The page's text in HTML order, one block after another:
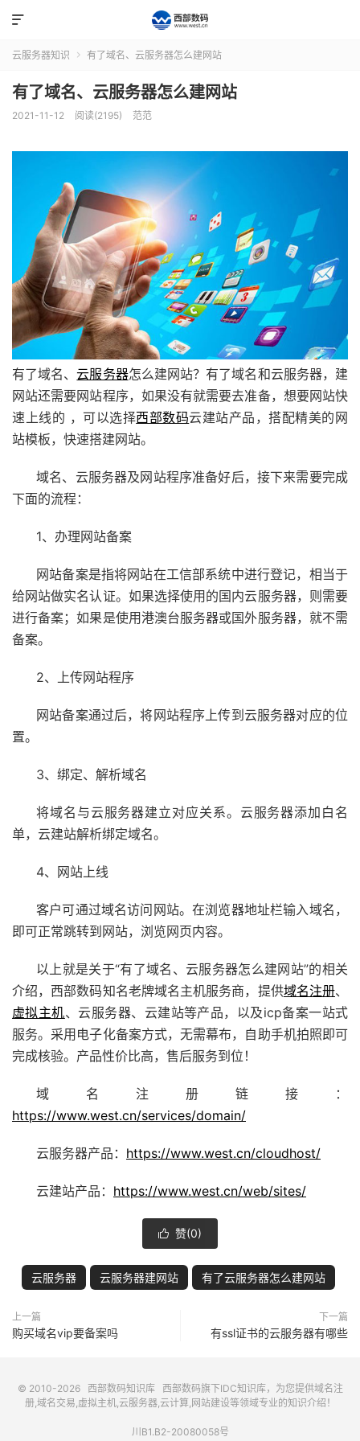

云服务器知识  有了域名、云服务器怎么建网站
有了域名、云服务器怎么建网站
2021-11-12 阅读(2195) 范范
有了域名、云服务器怎么建网站？有了域名和云服务器，建
网站还需要网站程序，如果没有就需要去准备，想要网站快
速上线的 ，可以选择西部数码云建站产品，搭配精美的网
站模板，快速搭建网站。
域名、云服务器及网站程序准备好后，接下来需要完成
下面的流程：
1、办理网站备案
网站备案是指将网站在工信部系统中进行登记，相当于
给网站做实名认证。如果选择使用的国内云服务器，则需要
进行备案；如果是使用港澳台服务器或国外服务器，就不需
备案。
2、上传网站程序
网站备案通过后，将网站程序上传到云服务器对应的位
置。
3、绑定、解析域名
将域名与云服务器建立对应关系。 云服务器添加白名
单，云建站解析绑定域名。
4、网站上线
客户可通过域名访问网站。在浏览器地址栏输入域名，
即可正常跳转到网站，浏览网页内容。
以上就是关于“有了域名、云服务器怎么建网站”的相关
介绍，西部数码知名老牌域名主机服务商，提供域名注册、
虚拟主机、云服务器、云建站等产品，以及icp备案一站式
服务。采用电子化备案方式，无需幕布，自助手机拍照即可
完成核验。产品性价比高，售后服务到位！
域名注册链接：
https://www.west.cn/services/domain/
云服务器产品： https://www.west.cn/cloudhost/
云建站产品： https://www.west.cn/web/sites/
 赞(0)
云服务器 云服务器建网站 有了云服务器怎么建网站
上一篇
购买域名vip要备案吗
下一篇
有ssl证书的云服务器有哪些
© 2010-2026 西部数码知识库 西部数码旗下IDC知识库，为您提供域名注
册,域名交易,虚拟主机,云服务器,云计算,网站建设等领域专业的知识介绍！
川B1.B2-20080058号